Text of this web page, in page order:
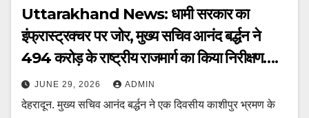
Uttarakhand News: धामी सरकार का
इंफ्रास्ट्रक्चर पर जोर, मुख्य सचिव आनंद बर्द्धन ने
494 करोड़ के राष्ट्रीय राजमार्ग का किया निरीक्षण….
JUNE 29, 2026 ADMIN
देहरादून. मुख्य सचिव आनंद बर्द्धन ने एक दिवसीय काशीपुर भ्रमण के